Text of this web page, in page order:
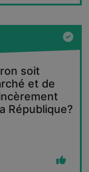
soit
et de
République?